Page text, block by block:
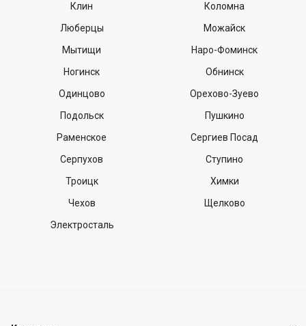
Клин
Коломна
Люберцы
Можайск
Мытищи
Наро-Фоминск
Ногинск
Обнинск
Одинцово
Орехово-Зуево
Подольск
Пушкино
Раменское
Сергиев Посад
Серпухов
Ступино
Троицк
Химки
Чехов
Щелково
Электросталь